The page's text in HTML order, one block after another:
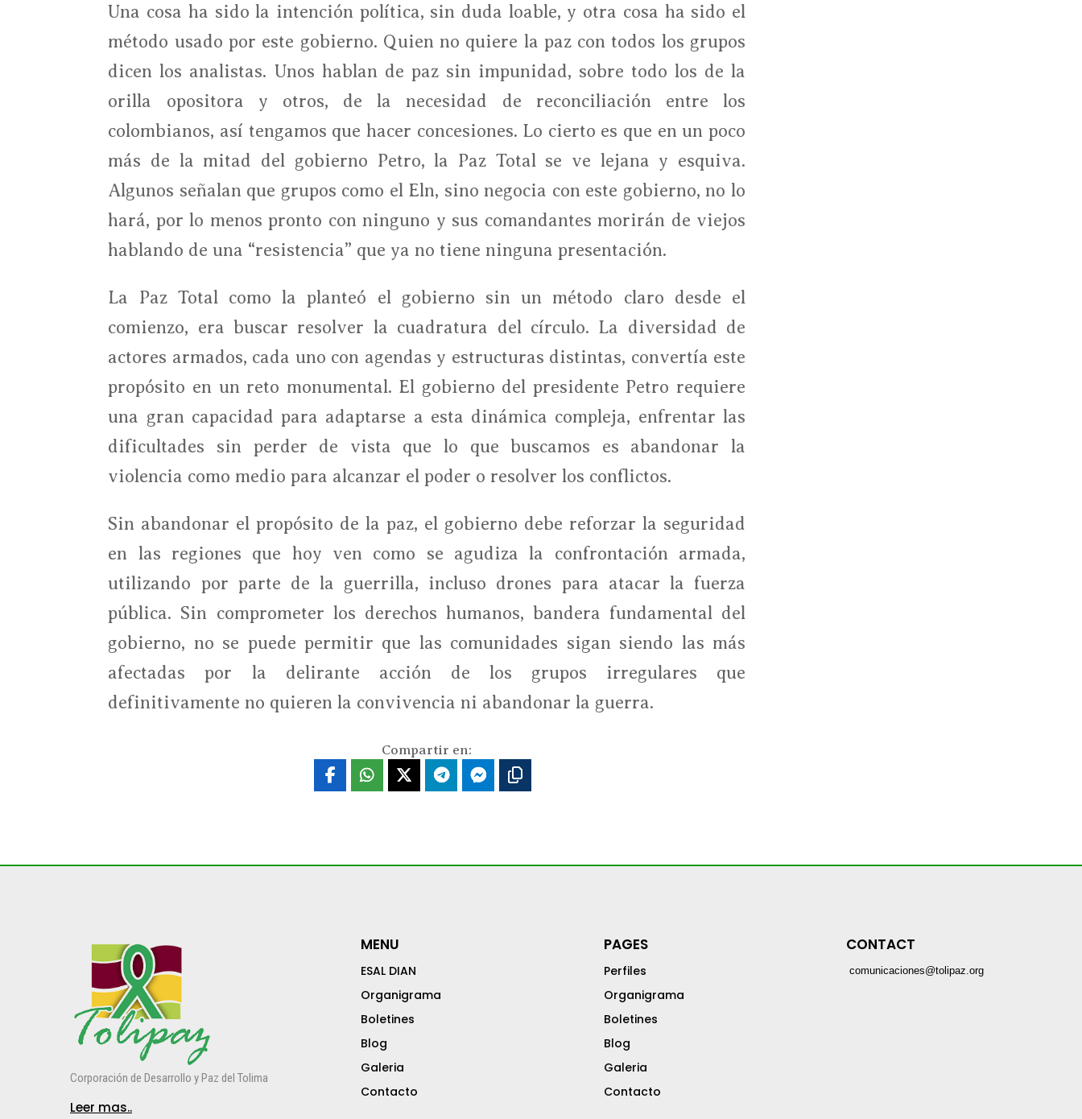
Una cosa ha sido la intención política, sin duda loable, y otra cosa ha sido el
método usado por este gobierno. Quien no quiere la paz con todos los grupos
dicen los analistas. Unos hablan de paz sin impunidad, sobre todo los de la
orilla opositora y otros, de la necesidad de reconciliación entre los
colombianos, así tengamos que hacer concesiones. Lo cierto es que en un poco
más de la mitad del gobierno Petro, la Paz Total se ve lejana y esquiva.
Algunos señalan que grupos como el Eln, sino negocia con este gobierno, no lo
hará, por lo menos pronto con ninguno y sus comandantes morirán de viejos
hablando de una “resistencia” que ya no tiene ninguna presentación.
La Paz Total como la planteó el gobierno sin un método claro desde el
comienzo, era buscar resolver la cuadratura del círculo. La diversidad de
actores armados, cada uno con agendas y estructuras distintas, convertía este
propósito en un reto monumental. El gobierno del presidente Petro requiere
una gran capacidad para adaptarse a esta dinámica compleja, enfrentar las
dificultades sin perder de vista que lo que buscamos es abandonar la
violencia como medio para alcanzar el poder o resolver los conflictos.
Sin abandonar el propósito de la paz, el gobierno debe reforzar la seguridad
en las regiones que hoy ven como se agudiza la confrontación armada,
utilizando por parte de la guerrilla, incluso drones para atacar la fuerza
pública. Sin comprometer los derechos humanos, bandera fundamental del
gobierno, no se puede permitir que las comunidades sigan siendo las más
afectadas por la delirante acción de los grupos irregulares que
definitivamente no quieren la convivencia ni abandonar la guerra.
Compartir en:
Corporación de Desarrollo y Paz del Tolima
Leer mas..
MENU
ESAL DIAN
Organigrama
Boletines
Blog
Galeria
Contacto
PAGES
Perfiles
Organigrama
Boletines
Blog
Galeria
Contacto
CONTACT
comunicaciones@tolipaz.org